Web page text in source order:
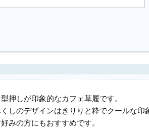
押しが印象的なカフェ草履です。
しのデザインはきりりと粋でクールな印
みの方にもおすすめです。